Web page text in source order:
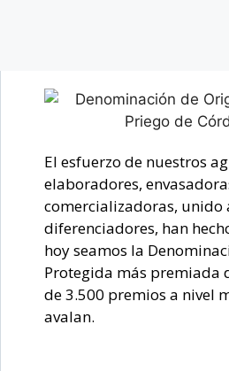
El esfuerzo de nuestros
elaboradores,
comercializadoras, unido
diferenciadores, han
hoy seamos la
Protegida más premiada
de 3.500 premios a nivel
avalan.